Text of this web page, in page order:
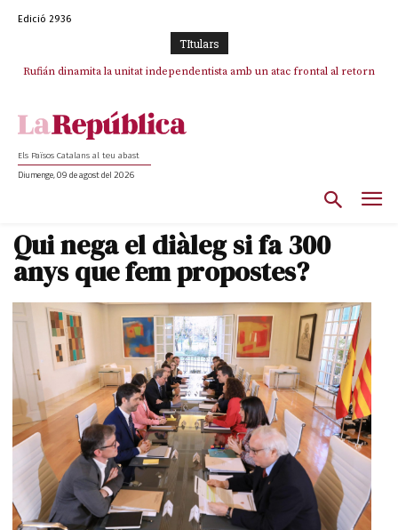
Edició 2936
TItulars
Rufián dinamita la unitat independentista amb un atac frontal al retorn
Puigdemont reivindica la transparència del seu retorn i manté el pols
Els Països Catalans al teu abast
Diumenge, 09 de agost del 2026
Qui nega el diàleg si fa 300
anys que fem propostes?